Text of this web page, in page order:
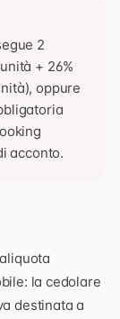
2
+ 26%
oppure
acconto.
la cedolare
destinata a